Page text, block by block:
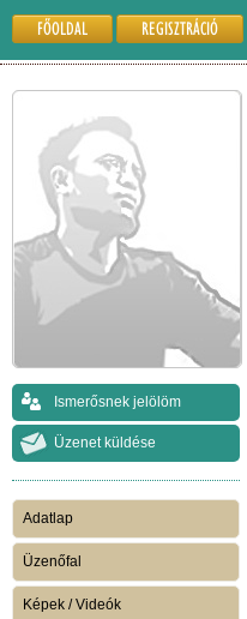
FŐOLDAL REGISZTRÁCIÓ
Gyere és regisztrálj a
Ismerősnek jelölöm
Üzenet küldése
Adatlap
Üzenőfal
Képek / Videók